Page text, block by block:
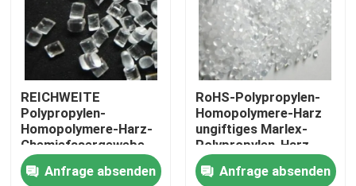
Fabrik Tour
Qualitätskontrolle
Kontakt
Referenzen
REICHWEITE
Polypropylen-
Homopolymere-Harz-
Chemiefasergewebe
bereitete
Polypropylen-Harz auf
Anfrage absenden
RoHS-Polypropylen-
Homopolymere-Harz
ungiftiges Marlex-
Polypropylen-Harz
Anfrage absenden